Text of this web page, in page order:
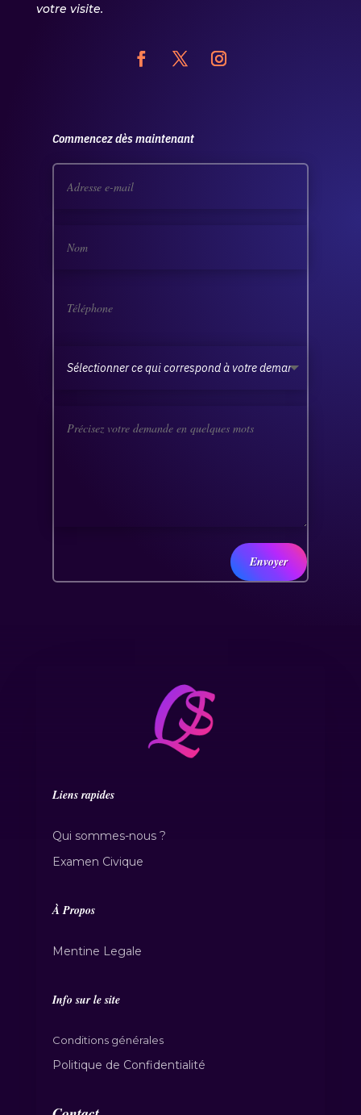
votre visite.
Commencez dès maintenant
Envoyer
Liens rapides
Qui sommes-nous ?
Examen Civique
À Propos
Mentine Legale
Info sur le site
Conditions générales
Politique de Confidentialité